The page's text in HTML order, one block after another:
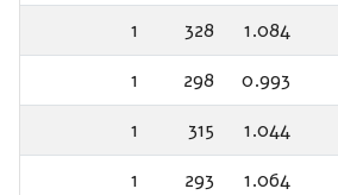
1.084
328
1
0.993
298
1
1.044
315
1
1.064
293
1